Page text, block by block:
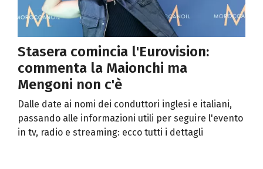
Stasera comincia l'Eurovision:
commenta la Maionchi ma
Mengoni non c'è
Dalle date ai nomi dei conduttori inglesi e italiani,
passando alle informazioni utili per seguire l'evento
in tv, radio e streaming: ecco tutti i dettagli